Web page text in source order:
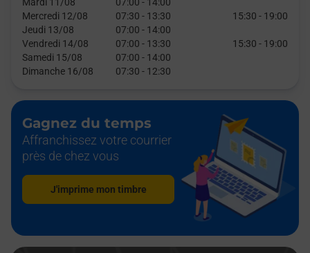
Mercredi 12/08
07:30 - 13:30 15:30 - 19:00
Jeudi 13/08
07:00 - 14:00
Vendredi 14/08
07:00 - 13:30 15:30 - 19:00
Samedi 15/08
07:00 - 14:00
Dimanche 16/08
07:30 - 12:30
Gagnez du temps
Affranchissez votre courrier
près de chez vous
J'imprime mon timbre